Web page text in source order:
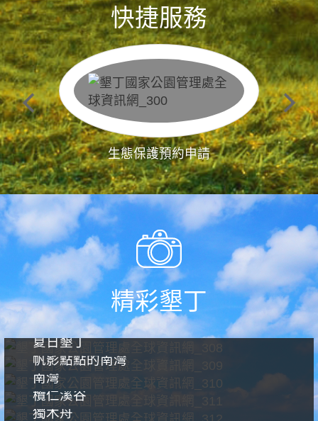
快捷服務
生態保護預約申請
精彩墾丁
夏日墾丁
帆影點點的南灣
南灣
欖仁溪谷
獨木舟